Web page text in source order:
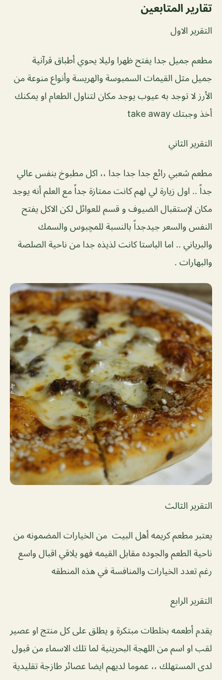
تقارير المتابعين
التقرير الاول
مطعم جميل جدا يفتح ظهرا وليلا يحوي أطباق قرآنية
جميل مثل القيمات السمبوسة والهريسة وأنواع منوعة من
الأرز لا توجد به عيوب يوجد مكان لتناول الطعام او يمكنك
أخذ وجبتك take away
التقرير الثاني
مطعم شعبي رائع جدا جدا جدا ،، اكل مطبوخ بنفس عالي
جداً .. اول زيارة لي لهم كانت ممتازة جداً مع العلم أنه يوجد
مكان لإستقبال الضيوف و قسم للعوائل لكن الاكل يفتح
النفس والسعر جيدجداً بالنسبة للمچبوس والسمك
والبرياني .. اما الباستا كانت لذيذه جدا من ناحية الصلصة
والبهارات .
التقرير الثالث
يعتبر مطعم كريمه أهل البيت من الخيارات المضمونه من
ناحية الطعم والجوده مقابل القيمه فهو يلاقي اقبال واسع
رغم تعدد الخيارات والمنافسة في هذه المنطقه
التقرير الرابع
يقدم أطعمه بخلطات مبتكرة و يطلق على كل منتج او عصير
لقب او اسم من اللهجة البحرينية لما تلك الاسماء من قبول
لدى المستهلك ،، عموما لديهم ايضا عصائر طازجة تقليدية